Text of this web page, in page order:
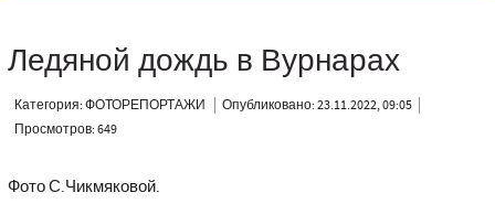
Ледяной дождь в Вурнарах
Категория: ФОТОРЕПОРТАЖИ
Опубликовано: 23.11.2022, 09:05
Просмотров: 649
Фото С.Чикмяковой.